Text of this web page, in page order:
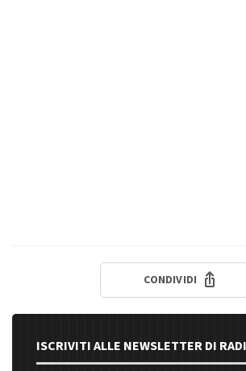
CONDIVIDI
ISCRIVITI ALLE NEWSLETTER DI